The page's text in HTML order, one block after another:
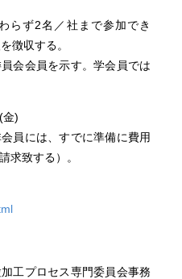
らず2名／社まで参加でき
徴収する。
会会員を示す。学会員では
金)
員には、すでに準備に費用
求致する）。
工プロセス専門委員会事務